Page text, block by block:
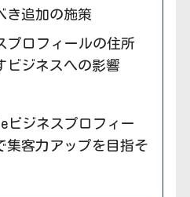
き追加の施策
プロフィールの住所
ビジネスへの影響
ビジネスプロフィー
集客力アップを目指そ